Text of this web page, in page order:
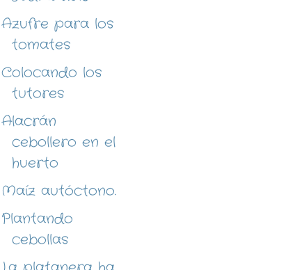
Azufre para los
tomates
Colocando los
tutores
Alacrán
cebollero en el
huerto
Maíz autóctono.
Plantando
cebollas